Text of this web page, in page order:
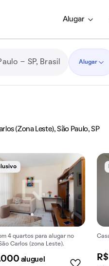
Alugar
Alugar
(Zona Leste), São Paulo, SP
4 quartos para alugar no
Carlos (zona Leste).
aluguel